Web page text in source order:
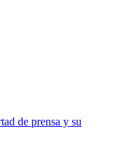
de prensa y su